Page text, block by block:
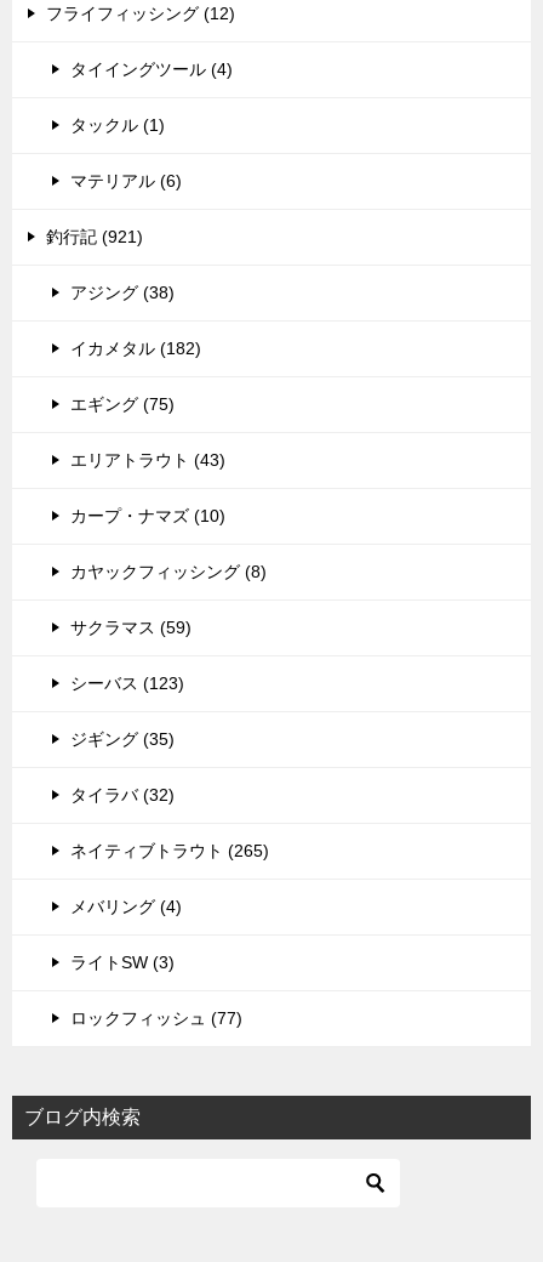
フライフィッシング (12)
タイイングツール (4)
タックル (1)
マテリアル (6)
釣行記 (921)
アジング (38)
イカメタル (182)
エギング (75)
エリアトラウト (43)
カープ・ナマズ (10)
カヤックフィッシング (8)
サクラマス (59)
シーバス (123)
ジギング (35)
タイラバ (32)
ネイティブトラウト (265)
メバリング (4)
ライトSW (3)
ロックフィッシュ (77)
ブログ内検索